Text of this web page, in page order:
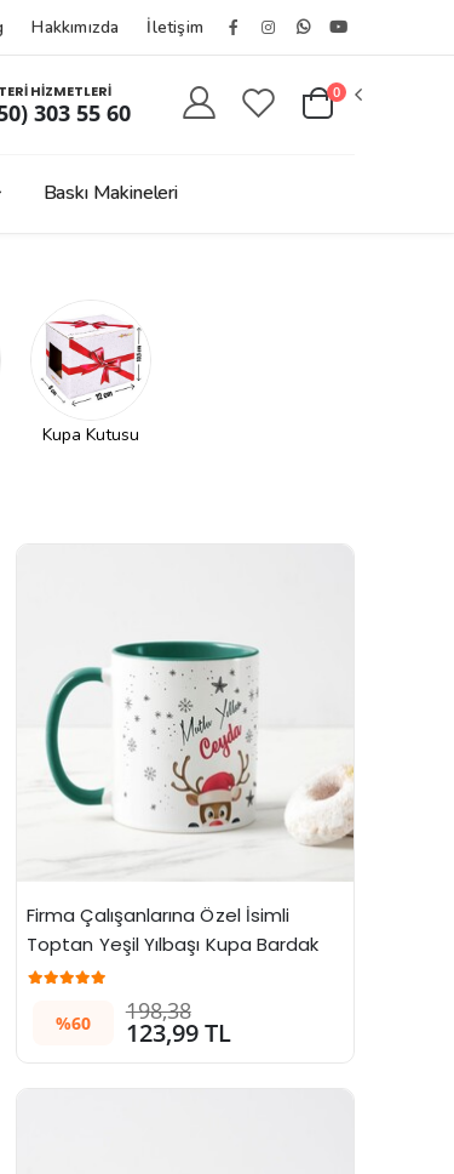
Hakkımızda İletişim
HİZMETLERİ
303 55 60
0
Baskı Makineleri
Kupa Kutusu
Firma Çalışanlarına Özel İsimli
Toptan Yeşil Yılbaşı Kupa Bardak
%60 198,38
123,99 TL